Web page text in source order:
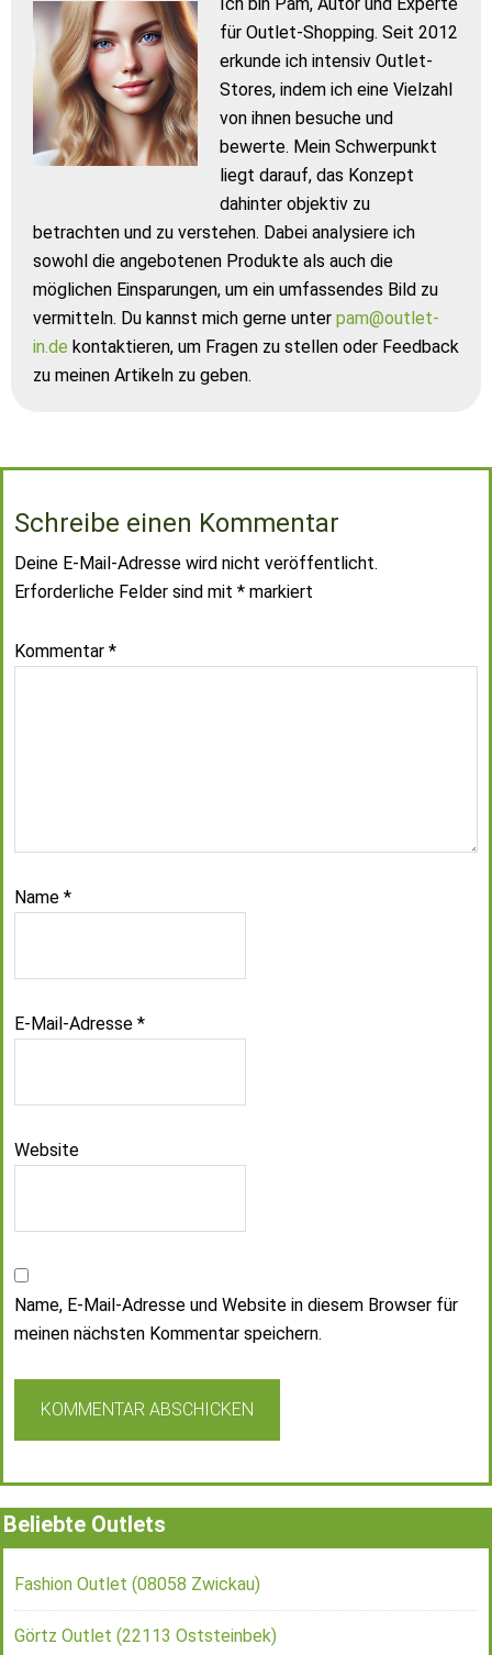
für Outlet-Shopping. Seit 2012
erkunde ich intensiv Outlet-
Stores, indem ich eine Vielzahl
von ihnen besuche und
bewerte. Mein Schwerpunkt
liegt darauf, das Konzept
dahinter objektiv zu
betrachten und zu verstehen. Dabei analysiere ich
sowohl die angebotenen Produkte als auch die
möglichen Einsparungen, um ein umfassendes Bild zu
vermitteln. Du kannst mich gerne unter pam@outlet-
in.de kontaktieren, um Fragen zu stellen oder Feedback
zu meinen Artikeln zu geben.
Schreibe einen Kommentar
Deine E-Mail-Adresse wird nicht veröffentlicht.
Erforderliche Felder sind mit * markiert
Kommentar *
Name *
E-Mail-Adresse *
Website
Name, E-Mail-Adresse und Website in diesem Browser für
meinen nächsten Kommentar speichern.
Beliebte Outlets
Fashion Outlet (08058 Zwickau)
Görtz Outlet (22113 Oststeinbek)